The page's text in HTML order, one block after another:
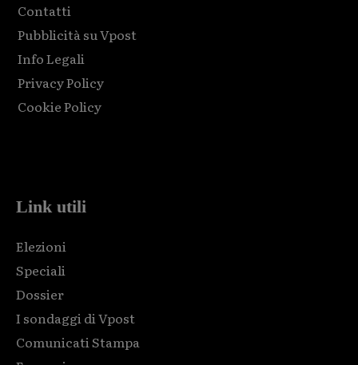
Contatti
Pubblicità su Vpost
Info Legali
Privacy Policy
Cookie Policy
Link utili
Elezioni
Speciali
Dossier
I sondaggi di Vpost
Comunicati Stampa